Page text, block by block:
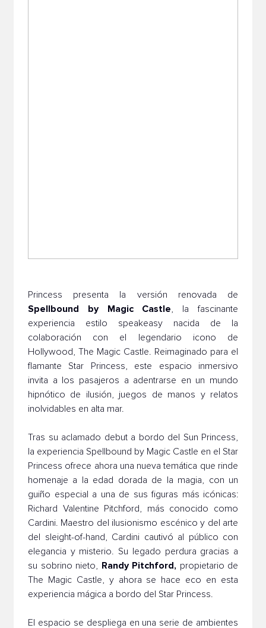
Princess presenta la versión renovada de
Spellbound by Magic Castle , la fascinante
experiencia estilo speakeasy nacida de la
colaboración con el legendario icono de
Hollywood, The Magic Castle. Reimaginado para el
flamante Star Princess, este espacio inmersivo
invita a los pasajeros a adentrarse en un mundo
hipnótico de ilusión, juegos de manos y relatos
inolvidables en alta mar.
Tras su aclamado debut a bordo del Sun Princess,
la experiencia Spellbound by Magic Castle en el Star
Princess ofrece ahora una nueva temática que rinde
homenaje a la edad dorada de la magia, con un
guiño especial a una de sus figuras más icónicas:
Richard Valentine Pitchford, más conocido como
Cardini. Maestro del ilusionismo escénico y del arte
del sleight-of-hand, Cardini cautivó al público con
elegancia y misterio. Su legado perdura gracias a
su sobrino nieto, Randy Pitchford, propietario de
The Magic Castle, y ahora se hace eco en esta
experiencia mágica a bordo del Star Princess.
El espacio se despliega en una serie de ambientes